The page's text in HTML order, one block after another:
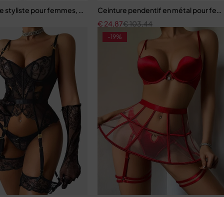
styliste pour femmes, haute qualité, luxe, taille féminine
Ceinture pendentif en métal pour
€103,44
€ 24,87
-19%